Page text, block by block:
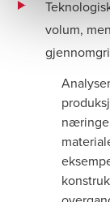
volum,